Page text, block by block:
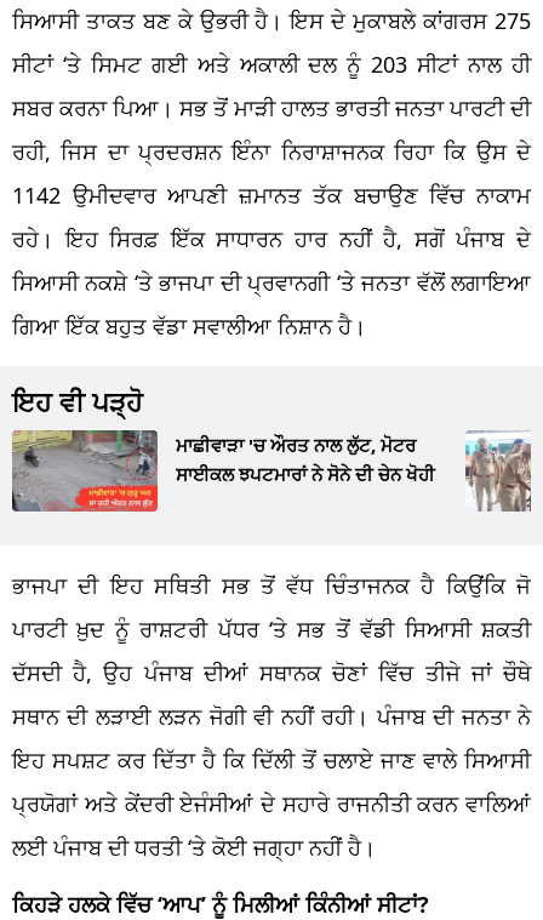
ਸਿਆਸੀ ਤਾਕਤ ਬਣ ਕੇ ਉਭਰੀ ਹੈ। ਇਸ ਦੇ ਮੁਕਾਬਲੇ ਕਾਂਗਰਸ 275
ਸੀਟਾਂ ‘ਤੇ ਸਿਮਟ ਗਈ ਅਤੇ ਅਕਾਲੀ ਦਲ ਨੂੰ 203 ਸੀਟਾਂ ਨਾਲ ਹੀ
ਸਬਰ ਕਰਨਾ ਪਿਆ। ਸਭ ਤੋਂ ਮਾੜੀ ਹਾਲਤ ਭਾਰਤੀ ਜਨਤਾ ਪਾਰਟੀ ਦੀ
ਰਹੀ, ਜਿਸ ਦਾ ਪ੍ਰਦਰਸ਼ਨ ਇੰਨਾ ਨਿਰਾਸ਼ਾਜਨਕ ਰਿਹਾ ਕਿ ਉਸ ਦੇ
1142 ਉਮੀਦਵਾਰ ਆਪਣੀ ਜ਼ਮਾਨਤ ਤੱਕ ਬਚਾਉਣ ਵਿੱਚ ਨਾਕਾਮ
ਰਹੇ। ਇਹ ਸਿਰਫ਼ ਇੱਕ ਸਾਧਾਰਨ ਹਾਰ ਨਹੀਂ ਹੈ, ਸਗੋਂ ਪੰਜਾਬ ਦੇ
ਸਿਆਸੀ ਨਕਸ਼ੇ ‘ਤੇ ਭਾਜਪਾ ਦੀ ਪ੍ਰਵਾਨਗੀ ‘ਤੇ ਜਨਤਾ ਵੱਲੋਂ ਲਗਾਇਆ
ਗਿਆ ਇੱਕ ਬਹੁਤ ਵੱਡਾ ਸਵਾਲੀਆ ਨਿਸ਼ਾਨ ਹੈ।
ਇਹ ਵੀ ਪੜ੍ਹੋ
ਮਾਛੀਵਾੜਾ 'ਚ ਔਰਤ ਨਾਲ ਲੁੱਟ, ਮੋਟਰ
ਸਾਈਕਲ ਝਪਟਮਾਰਾਂ ਨੇ ਸੋਨੇ ਦੀ ਚੇਨ ਖੋਹੀ
ਭਾਜਪਾ ਦੀ ਇਹ ਸਥਿਤੀ ਸਭ ਤੋਂ ਵੱਧ ਚਿੰਤਾਜਨਕ ਹੈ ਕਿਉਂਕਿ ਜੋ
ਪਾਰਟੀ ਖ਼ੁਦ ਨੂੰ ਰਾਸ਼ਟਰੀ ਪੱਧਰ ‘ਤੇ ਸਭ ਤੋਂ ਵੱਡੀ ਸਿਆਸੀ ਸ਼ਕਤੀ
ਦੱਸਦੀ ਹੈ, ਉਹ ਪੰਜਾਬ ਦੀਆਂ ਸਥਾਨਕ ਚੋਣਾਂ ਵਿੱਚ ਤੀਜੇ ਜਾਂ ਚੌਥੇ
ਸਥਾਨ ਦੀ ਲੜਾਈ ਲੜਨ ਜੋਗੀ ਵੀ ਨਹੀਂ ਰਹੀ। ਪੰਜਾਬ ਦੀ ਜਨਤਾ ਨੇ
ਇਹ ਸਪਸ਼ਟ ਕਰ ਦਿੱਤਾ ਹੈ ਕਿ ਦਿੱਲੀ ਤੋਂ ਚਲਾਏ ਜਾਣ ਵਾਲੇ ਸਿਆਸੀ
ਪ੍ਰਯੋਗਾਂ ਅਤੇ ਕੇਂਦਰੀ ਏਜੰਸੀਆਂ ਦੇ ਸਹਾਰੇ ਰਾਜਨੀਤੀ ਕਰਨ ਵਾਲਿਆਂ
ਲਈ ਪੰਜਾਬ ਦੀ ਧਰਤੀ ‘ਤੇ ਕੋਈ ਜਗ੍ਹਾ ਨਹੀਂ ਹੈ।
ਕਿਹੜੇ ਹਲਕੇ ਵਿੱਚ ‘ਆਪ’ ਨੂੰ ਮਿਲੀਆਂ ਕਿੰਨੀਆਂ ਸੀਟਾਂ?